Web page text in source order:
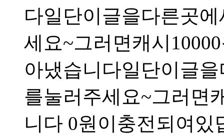
다일단이글을다른곳
세요~그러면캐시
아냈습니다일단이글
를눌러주세요~그러면
니다 0원이충전되여